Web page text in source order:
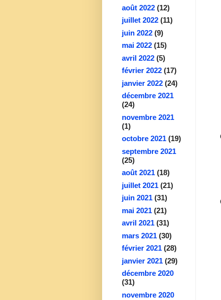
août 2022 (12)
juillet 2022 (11)
juin 2022 (9)
mai 2022 (15)
avril 2022 (5)
février 2022 (17)
janvier 2022 (24)
décembre 2021
(24)
novembre 2021
(1)
octobre 2021 (19)
septembre 2021
(25)
août 2021 (18)
juillet 2021 (21)
juin 2021 (31)
mai 2021 (21)
avril 2021 (31)
mars 2021 (30)
février 2021 (28)
janvier 2021 (29)
décembre 2020
(31)
novembre 2020